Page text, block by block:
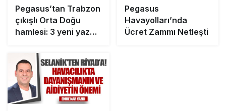
Pegasus’tan Trabzon
çıkışlı Orta Doğu
hamlesi: 3 yeni yaz
Pegasus
Havayolları’nda
Ücret Zammı Netleşti